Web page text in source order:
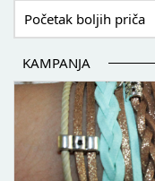
Početak boljih priča
KAMPANJA